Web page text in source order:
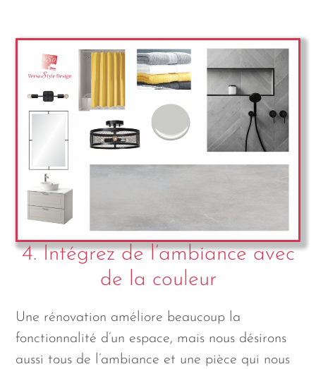
4. Intégrez de l’ambiance avec
de la couleur
Une rénovation améliore beaucoup la
fonctionnalité d’un espace, mais nous désirons
aussi tous de l’ambiance et une pièce qui nous